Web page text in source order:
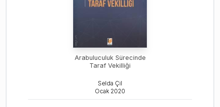
Arabuluculuk Sürecinde
Taraf Vekilliği
Selda Çil
Ocak 2020